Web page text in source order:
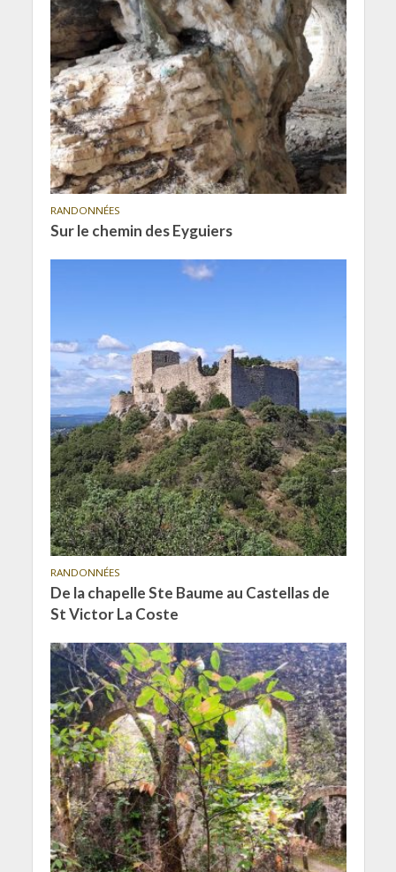
RANDONNÉES
Sur le chemin des Eyguiers
RANDONNÉES
De la chapelle Ste Baume au Castellas de
St Victor La Coste